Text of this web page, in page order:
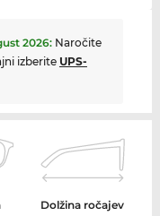
2026: Naročite
izberite UPS-
Dolžina ročajev